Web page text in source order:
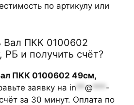
по артикулу или
Вал ПКК 0100602
РБ и получить счёт?
ПКК 0100602 49см,
заявку на in ** @ *** -
за 30 минут. Оплата по